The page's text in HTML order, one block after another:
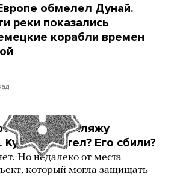
обмелел Дунай.
реки показались
корабли времен
попал по пляжу
он летел? Его сбили?
Но недалеко от места
который могла защищать